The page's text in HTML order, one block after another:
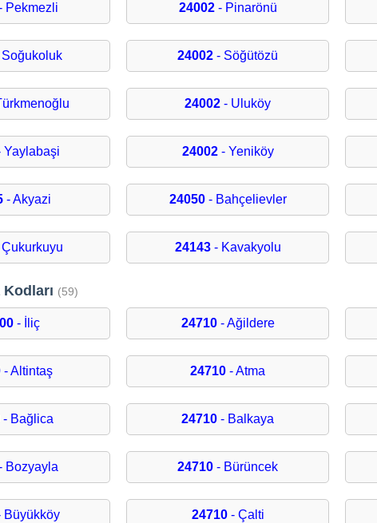
Pekmezli 24002- Pinarönü
Soğukoluk 24002 - Söğütözü
24002 - Uluköy
Yaylabaşi 24002- Yeniköy
- Akyazi 24050- Bahçelievler
24143- Kavakyolu
(59)
- İliç 24710- Ağildere
- Altintaş 24710 - Atma
- Bağlica 24710 - Balkaya
Bozyayla 24710 - Bürüncek
Büyükköy 24710- Çalti